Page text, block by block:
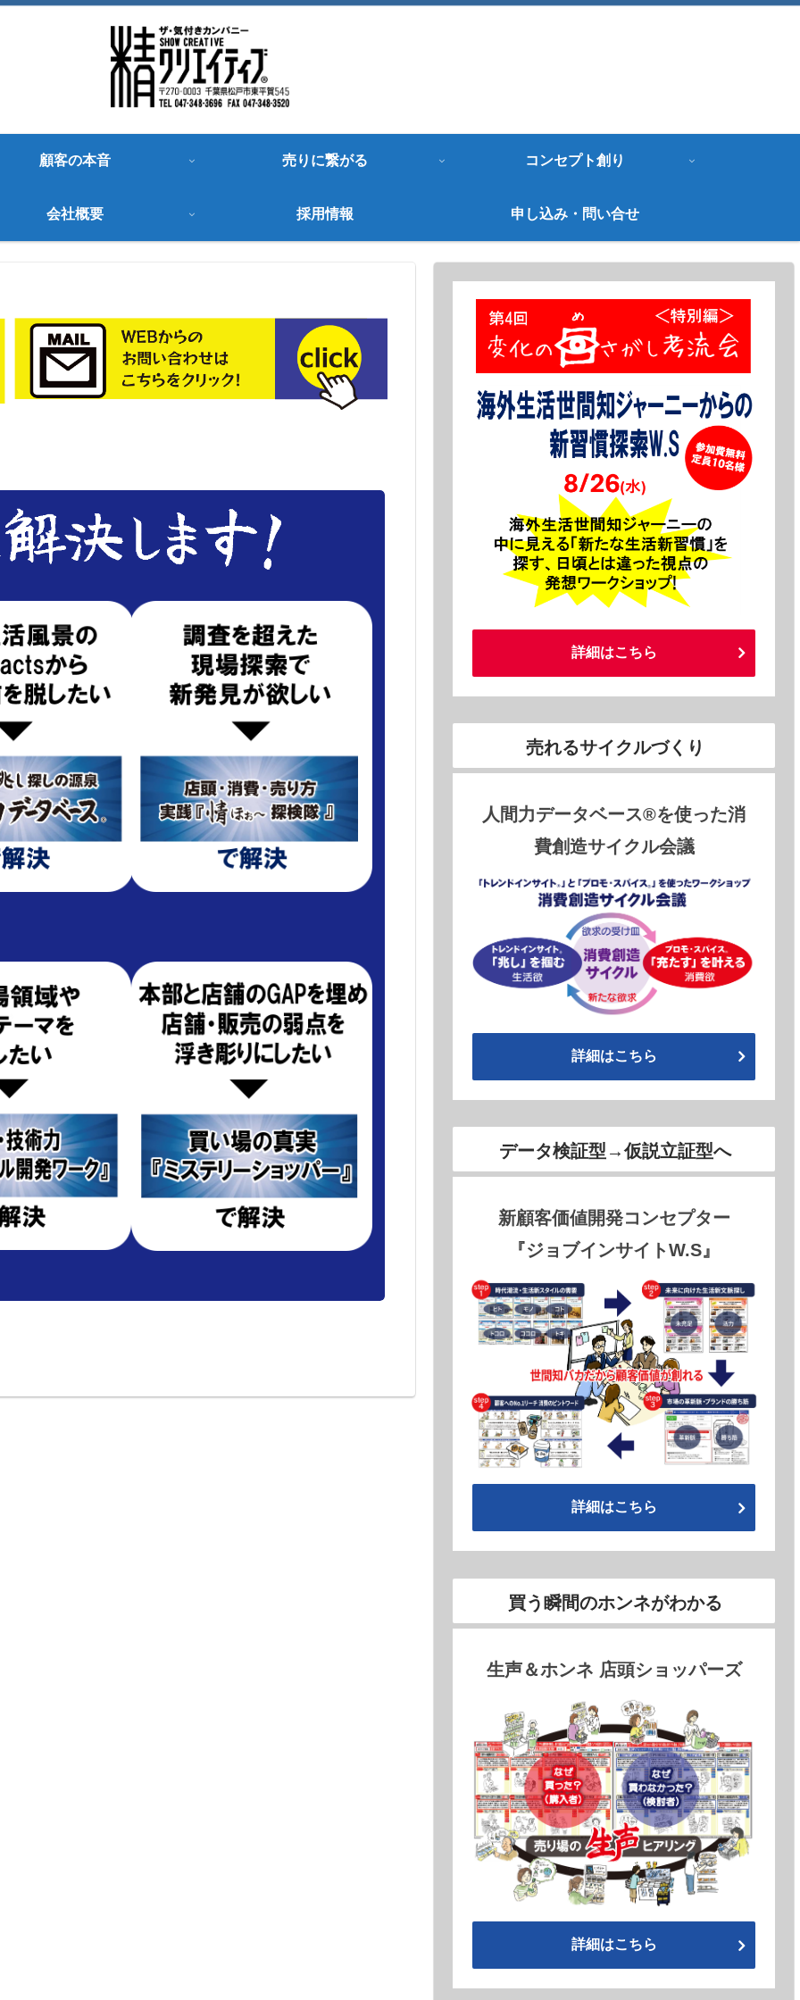
顧客の本音 売りに繋がる コンセプト創り
会社概要 採用情報 申し込み・問い合せ
詳細はこちら
売れるサイクルづくり
人間力データベース®を使った消
費創造サイクル会議
詳細はこちら
データ検証型→仮説立証型へ
新顧客価値開発コンセプター
『ジョブインサイトW.S』
詳細はこちら
買う瞬間のホンネがわかる
生声＆ホンネ 店頭ショッパーズ
詳細はこちら